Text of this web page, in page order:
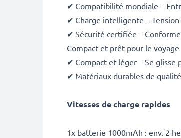
✔ Compatibilité mondiale –
✔ Charge intelligente –
✔ Sécurité certifiée –
Compact et prêt pour le voyage
✔ Compact et léger – Se glisse
✔ Matériaux durables de
Vitesses de charge rapides
1x batterie 1000mAh : env. 2